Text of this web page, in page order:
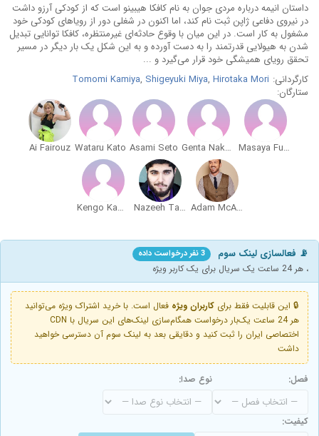
داستان انیمه درباره مردی جوان به نام کافکا هیبینو است که از کودکی آرزو داشت
در نیروی دفاعی ژاپن ثبت نام کند، اما اکنون در شغلی دور از رویاهای کودکی خود
مشغول به کار است. در این میان با وقوع حادثه‌ای غیرمنتظره، کافکا توانایی تبدیل
شدن به هیولایی قدرتمند را به دست آورده و به این شکل یک بار دیگر در مسیر
تحقق رویای همیشگی خود قرار می‌گیرد و ...
کارگردانی:
Tomomi Kamiya, Shigeyuki Miya, Hirotaka Mori
ستارگان:
Masaya Fukunishi
Genta Nakamura
Asami Seto
Wataru Kato
Ai Fairouz
Adam McArthur
Nazeeh Tarsha
Kengo Kawanishi
📡 فعالسازی لینک سوم 3 نفر درخواست داده
، هر 24 ساعت یک سریال برای یک کاربر ویژه
🔒 این قابلیت فقط برای کاربران ویژه فعال است. با خرید اشتراک ویژه می‌توانید
هر 24 ساعت یک‌بار درخواست همگام‌سازی لینک‌های این سریال با CDN
اختصاصی ایران را ثبت کنید و دقایقی بعد به لینک سوم آن دسترسی خواهید
داشت
فصل: نوع صدا:
کیفیت: